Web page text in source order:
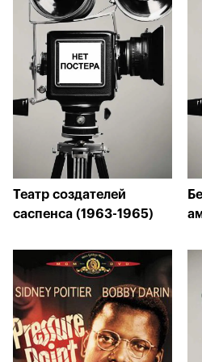
Театр создателей
саспенса (1963-1965)